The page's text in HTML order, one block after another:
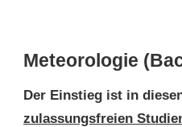
Meteorologie
Der Einstieg ist in
zulassungsfreien